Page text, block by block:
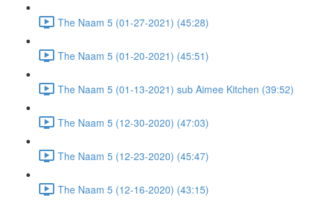
The Naam 5 (01-27-2021) (45:28)
The Naam 5 (01-20-2021) (45:51)
The Naam 5 (01-13-2021) sub Aimee Kitchen (39:52)
The Naam 5 (12-30-2020) (47:03)
The Naam 5 (12-23-2020) (45:47)
The Naam 5 (12-16-2020) (43:15)